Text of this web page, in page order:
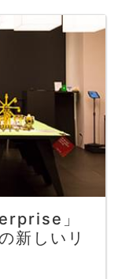
」
新しいリ